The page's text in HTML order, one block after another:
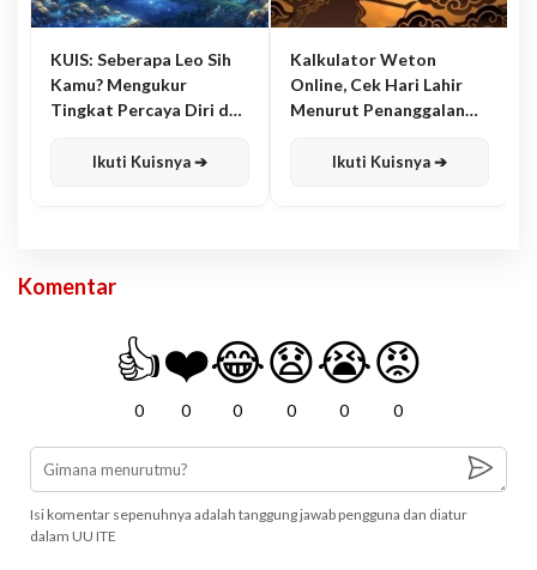
KUIS: Seberapa Leo Sih
Kamu? Mengukur
Tingkat Percaya Diri dan
Ikuti Kuisnya ➔
Kalkulator Weton
Online, Cek Hari Lahir
Menurut Penanggalan
Ikuti Kuisnya ➔
Komentar
👍
0
❤️
0
😂
0
😧
0
😭
0
😡
0
Isi komentar sepenuhnya adalah tanggung jawab pengguna dan diatur
dalam UU ITE